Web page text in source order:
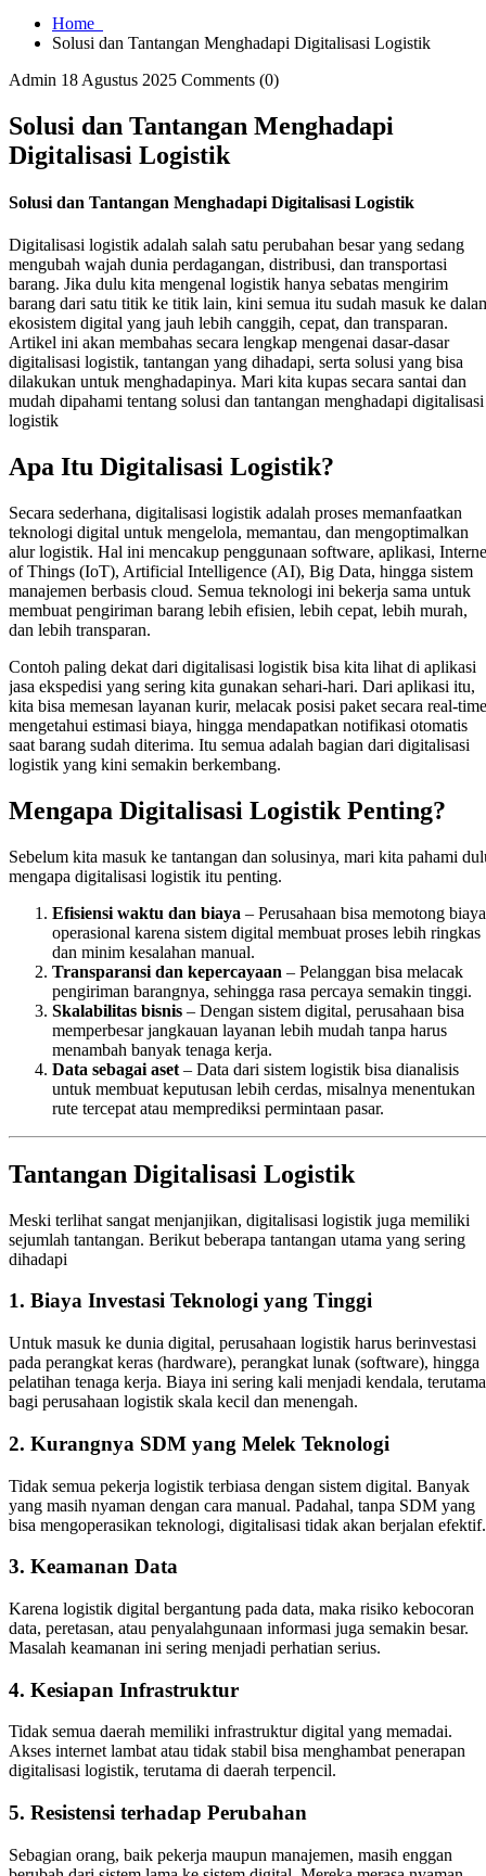
Home
Solusi dan Tantangan Menghadapi Digitalisasi Logistik
Admin 18 Agustus 2025 Comments (0)
Solusi dan Tantangan Menghadapi
Digitalisasi Logistik
Solusi dan Tantangan Menghadapi Digitalisasi Logistik
Digitalisasi logistik adalah salah satu perubahan besar yang sedang
mengubah wajah dunia perdagangan, distribusi, dan transportasi
barang. Jika dulu kita mengenal logistik hanya sebatas mengirim
barang dari satu titik ke titik lain, kini semua itu sudah masuk ke
ekosistem digital yang jauh lebih canggih, cepat, dan transparan.
Artikel ini akan membahas secara lengkap mengenai dasar-dasar
digitalisasi logistik, tantangan yang dihadapi, serta solusi yang bisa
dilakukan untuk menghadapinya. Mari kita kupas secara santai dan
mudah dipahami tentang solusi dan tantangan menghadapi digitalisasi
logistik
Apa Itu Digitalisasi Logistik?
Secara sederhana, digitalisasi logistik adalah proses memanfaatkan
teknologi digital untuk mengelola, memantau, dan mengoptimalkan
alur logistik. Hal ini mencakup penggunaan software, aplikasi,
of Things (IoT), Artificial Intelligence (AI), Big Data, hingga sistem
manajemen berbasis cloud. Semua teknologi ini bekerja sama untuk
membuat pengiriman barang lebih efisien, lebih cepat, lebih murah,
dan lebih transparan.
Contoh paling dekat dari digitalisasi logistik bisa kita lihat di aplikasi
jasa ekspedisi yang sering kita gunakan sehari-hari. Dari aplikasi itu,
kita bisa memesan layanan kurir, melacak posisi paket secara real-
mengetahui estimasi biaya, hingga mendapatkan notifikasi otomatis
saat barang sudah diterima. Itu semua adalah bagian dari digitalisasi
logistik yang kini semakin berkembang.
Mengapa Digitalisasi Logistik Penting?
Sebelum kita masuk ke tantangan dan solusinya, mari kita pahami
mengapa digitalisasi logistik itu penting.
Efisiensi waktu dan biaya – Perusahaan bisa memotong biaya
operasional karena sistem digital membuat proses lebih ringkas
dan minim kesalahan manual.
Transparansi dan kepercayaan – Pelanggan bisa melacak
pengiriman barangnya, sehingga rasa percaya semakin tinggi.
Skalabilitas bisnis – Dengan sistem digital, perusahaan bisa
memperbesar jangkauan layanan lebih mudah tanpa harus
menambah banyak tenaga kerja.
Data sebagai aset – Data dari sistem logistik bisa dianalisis
untuk membuat keputusan lebih cerdas, misalnya menentukan
rute tercepat atau memprediksi permintaan pasar.
Tantangan Digitalisasi Logistik
Meski terlihat sangat menjanjikan, digitalisasi logistik juga memiliki
sejumlah tantangan. Berikut beberapa tantangan utama yang sering
dihadapi
1. Biaya Investasi Teknologi yang Tinggi
Untuk masuk ke dunia digital, perusahaan logistik harus berinvestasi
pada perangkat keras (hardware), perangkat lunak (software), hingga
pelatihan tenaga kerja. Biaya ini sering kali menjadi kendala, terutama
bagi perusahaan logistik skala kecil dan menengah.
2. Kurangnya SDM yang Melek Teknologi
Tidak semua pekerja logistik terbiasa dengan sistem digital. Banyak
yang masih nyaman dengan cara manual. Padahal, tanpa SDM yang
bisa mengoperasikan teknologi, digitalisasi tidak akan berjalan efektif.
3. Keamanan Data
Karena logistik digital bergantung pada data, maka risiko kebocoran
data, peretasan, atau penyalahgunaan informasi juga semakin besar.
Masalah keamanan ini sering menjadi perhatian serius.
4. Kesiapan Infrastruktur
Tidak semua daerah memiliki infrastruktur digital yang memadai.
Akses internet lambat atau tidak stabil bisa menghambat penerapan
digitalisasi logistik, terutama di daerah terpencil.
5. Resistensi terhadap Perubahan
Sebagian orang, baik pekerja maupun manajemen, masih enggan